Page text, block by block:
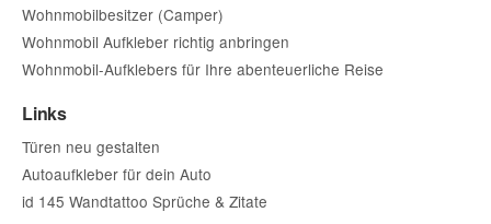
Wohnmobilbesitzer (Camper)
Wohnmobil Aufkleber richtig anbringen
Wohnmobil-Aufklebers für Ihre abenteuerliche Reise
Links
Türen neu gestalten
Autoaufkleber für dein Auto
id 145 Wandtattoo Sprüche & Zitate